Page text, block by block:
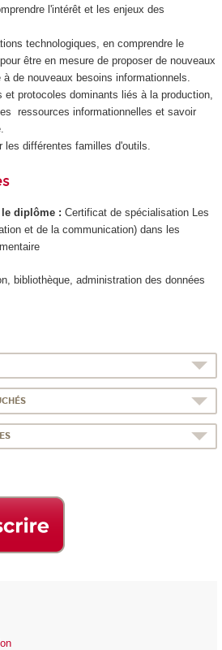
l'intérêt et les enjeux des
technologiques, en comprendre le
être en mesure de proposer de nouveaux
de nouveaux besoins informationnels.
et protocoles dominants liés à la production,
ressources informationnelles et savoir
les différentes familles d'outils.
diplôme : Certificat de spécialisationLes
et de la communication) dans les
bibliothèque, administration des données